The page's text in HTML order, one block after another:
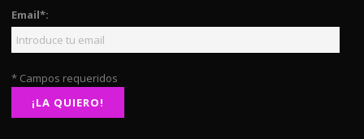
Email*:
* Campos requeridos